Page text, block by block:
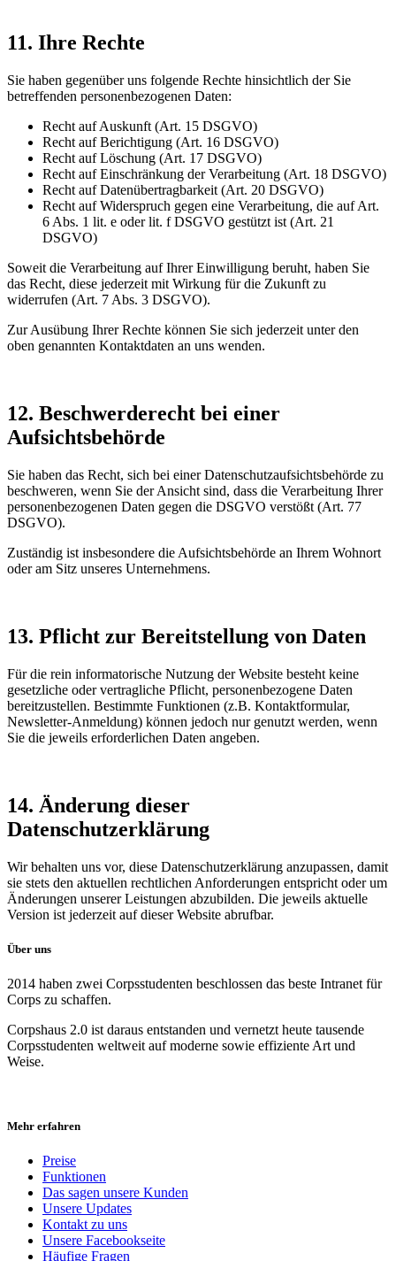
11. Ihre Rechte
Sie haben gegenüber uns folgende Rechte hinsichtlich der Sie
betreffenden personenbezogenen Daten:
Recht auf Auskunft (Art. 15 DSGVO)
Recht auf Berichtigung (Art. 16 DSGVO)
Recht auf Löschung (Art. 17 DSGVO)
Recht auf Einschränkung der Verarbeitung (Art. 18 DSGVO)
Recht auf Datenübertragbarkeit (Art. 20 DSGVO)
Recht auf Widerspruch gegen eine Verarbeitung, die auf Art.
6 Abs. 1 lit. e oder lit. f DSGVO gestützt ist (Art. 21
DSGVO)
Soweit die Verarbeitung auf Ihrer Einwilligung beruht, haben Sie
das Recht, diese jederzeit mit Wirkung für die Zukunft zu
widerrufen (Art. 7 Abs. 3 DSGVO).
Zur Ausübung Ihrer Rechte können Sie sich jederzeit unter den
oben genannten Kontaktdaten an uns wenden.
12. Beschwerderecht bei einer
Aufsichtsbehörde
Sie haben das Recht, sich bei einer Datenschutzaufsichtsbehörde zu
beschweren, wenn Sie der Ansicht sind, dass die Verarbeitung Ihrer
personenbezogenen Daten gegen die DSGVO verstößt (Art. 77
DSGVO).
Zuständig ist insbesondere die Aufsichtsbehörde an Ihrem Wohnort
oder am Sitz unseres Unternehmens.
13. Pflicht zur Bereitstellung von Daten
Für die rein informatorische Nutzung der Website besteht keine
gesetzliche oder vertragliche Pflicht, personenbezogene Daten
bereitzustellen. Bestimmte Funktionen (z.B. Kontaktformular,
Newsletter-Anmeldung) können jedoch nur genutzt werden, wenn
Sie die jeweils erforderlichen Daten angeben.
14. Änderung dieser
Datenschutzerklärung
Wir behalten uns vor, diese Datenschutzerklärung anzupassen, damit
sie stets den aktuellen rechtlichen Anforderungen entspricht oder um
Änderungen unserer Leistungen abzubilden. Die jeweils aktuelle
Version ist jederzeit auf dieser Website abrufbar.
Über uns
2014 haben zwei Corpsstudenten beschlossen das beste Intranet für
Corps zu schaffen.
Corpshaus 2.0 ist daraus entstanden und vernetzt heute tausende
Corpsstudenten weltweit auf moderne sowie effiziente Art und
Weise.
Mehr erfahren
Preise
Funktionen
Das sagen unsere Kunden
Unsere Updates
Kontakt zu uns
Unsere Facebookseite
Häufige Fragen